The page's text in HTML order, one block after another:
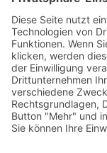
Susanne Steiger
Geschäfte
Newsletter
Kontakt